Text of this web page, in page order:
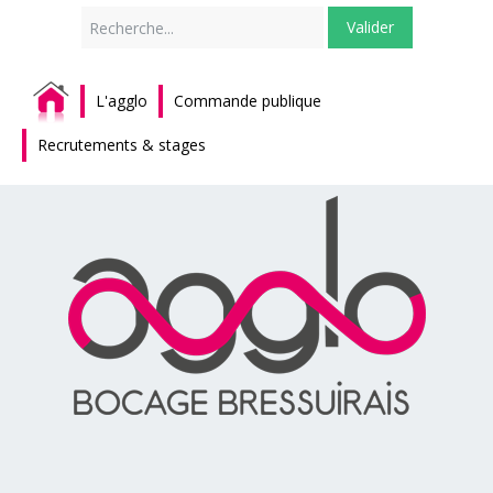
Valider
L'agglo Commande publique
Recrutements & stages